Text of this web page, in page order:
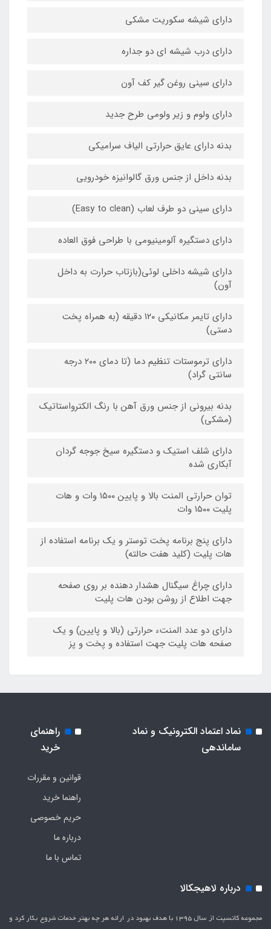
دارای شیشه سکوریت مشکی
دارای درب شیشه ای دو جداره
دارای سینی روغن گیر کف آون
دارای ولوم و زیر ولومی طرح جدید
بدنه دارای عایق حرارتی الیاف سرامیکی
بدنه داخل از جنس ورق گالوانیزه خودرویی
دارای سینی دو طرف لعاب (Easy to clean)
دارای دستگیره آلومینیومی با طراحی فوق العاده
دارای شیشه داخلی لوئی(بازتاب حرارت به داخل
آون)
دارای تایمر مکانیکی ۱۲۰ دقیقه (به همراه پخت
دستی)
دارای ترموستات تنظیم دما (تا دمای ۲۰۰ درجه
سانتی گراد)
بدنه بیرونی از جنس ورق آهن با رنگ الکترواستاتیک
(مشکی)
دارای شلف استیک و دستگیره سیخ جوجه گردان
آبکاری شده
توان حرارتی المنت بالا و پایین ۱۵۰۰ وات و هات
پلیت ۱۵۰۰ وات
دارای پنج برنامه پخت توستر و یک برنامه استفاده از
هات پلیت (کلید هفت حالته)
دارای چراغ سیگنال هشدار دهنده بر روی صفحه
جهت اطلاع از روشن بودن هات پلیت
دارای دو عدد المنتء حرارتی (بالا و پایین) و یک
صفحه هات پلیت جهت استفاده و پخت و پز
نماد اعتماد الکترونیک و نماد
ساماندهی
راهنمای
خرید
قوانین و مقررات
راهنما خرید
حریم خصوصی
درباره ما
تماس با ما
درباره لاهیجکالا
مجموعه کانسپت از سال 1395 با هدف بهبود در ارائه هر چه بهتر خدمات شروع بکار کرد و